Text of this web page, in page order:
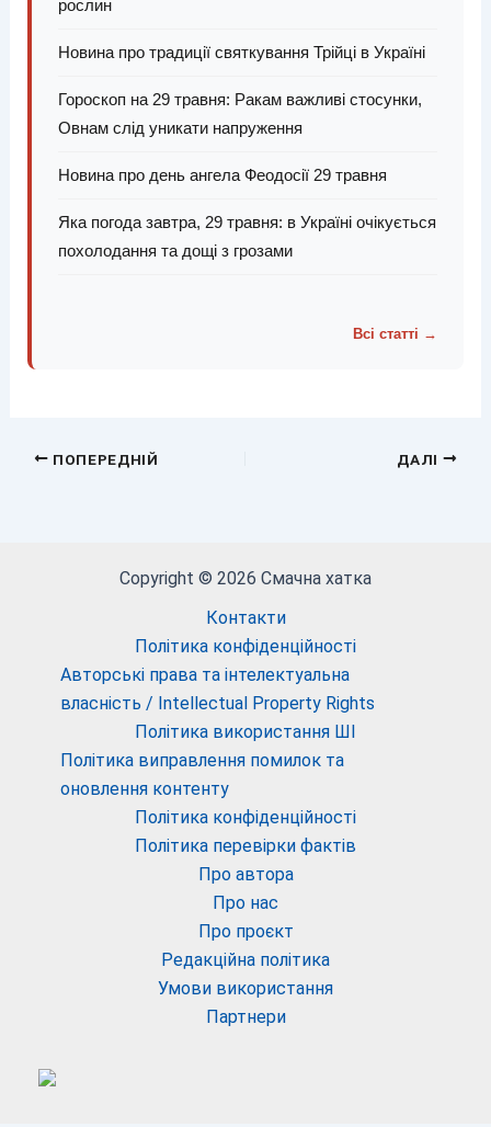
рослин
Новина про традиції святкування Трійці в Україні
Гороскоп на 29 травня: Ракам важливі стосунки,
Овнам слід уникати напруження
Новина про день ангела Феодосії 29 травня
Яка погода завтра, 29 травня: в Україні очікується
похолодання та дощі з грозами
Всі статті →
ПОПЕРЕДНІЙ ДАЛІ
Copyright © 2026 Смачна хатка
Контакти
Політика конфіденційності
Авторські права та інтелектуальна
власність / Intellectual Property Rights
Політика використання ШІ
Політика виправлення помилок та
оновлення контенту
Політика конфіденційності
Політика перевірки фактів
Про автора
Про нас
Про проєкт
Редакційна політика
Умови використання
Партнери